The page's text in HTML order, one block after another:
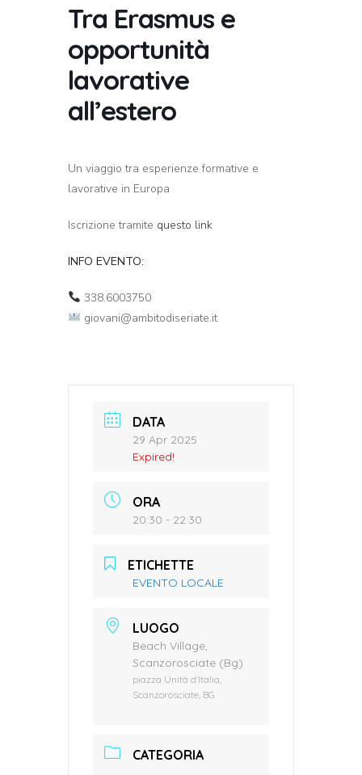
Tra Erasmus e
opportunità
lavorative
all’estero
Un viaggio tra esperienze formative e
lavorative in Europa
Iscrizione tramite questo link
INFO EVENTO:
338.6003750
giovani@ambitodiseriate.it
DATA
29 Apr 2025
Expired!
ORA
20:30 - 22:30
ETICHETTE
EVENTO LOCALE
LUOGO
Beach Village,
Scanzorosciate (Bg)
piazza Unità d'Italia,
Scanzorosciate, BG
CATEGORIA